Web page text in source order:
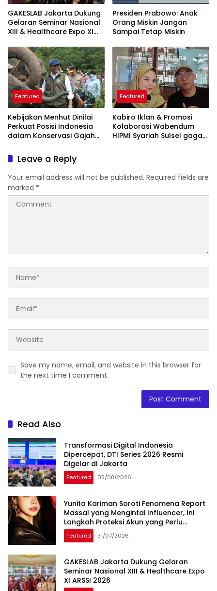
GAKESLAB Jakarta Dukung
Gelaran Seminar Nasional
XIII & Healthcare Expo XI
Presiden Prabowo: Anak
Orang Miskin Jangan
Sampai Tetap Miskin
Featured
Kebijakan Menhut Dinilai
Perkuat Posisi Indonesia
dalam Konservasi Gajah
Featured
Kabiro Iklan & Promosi
Kolaborasi Wabendum
HIPMI Syariah Sulsel gagas
Leave a Reply
Your email address will not be published. Required fields are
marked *
Save my name, email, and website in this browser for
the next time I comment.
Read Also
Transformasi Digital Indonesia
Dipercepat, DTI Series 2026 Resmi
Digelar di Jakarta
Featured 05/08/2026
Yunita Kariman Soroti Fenomena Report
Massal yang Mengintai Influencer, Ini
Langkah Proteksi Akun yang Perlu
Diketahui
Featured 31/07/2026
GAKESLAB Jakarta Dukung Gelaran
Seminar Nasional XIII & Healthcare Expo
XI ARSSI 2026